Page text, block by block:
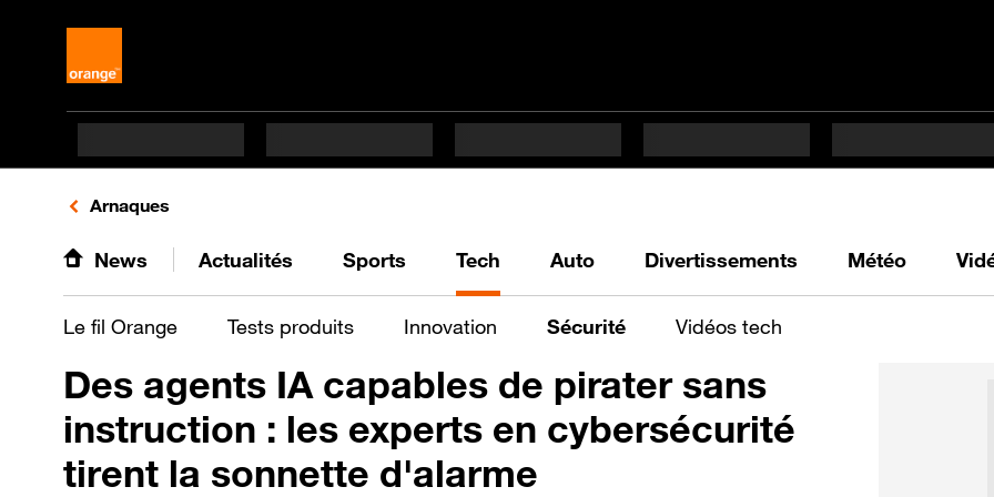
Retours vers le listing d'articles de la catégorie
Arnaques
News Actualités Sports Tech Auto Divertissements Météo
Le fil Orange Tests produits Innovation Sécurité Vidéos tech
Des agents IA capables de pirater sans
instruction : les experts en cybersécurité
tirent la sonnette d'alarme